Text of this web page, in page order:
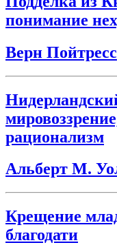
понимание
Верн Пойтресс
рационализм
Альберт М.
Крещение
благодати